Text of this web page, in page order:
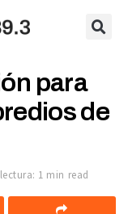
para
de
1 min read